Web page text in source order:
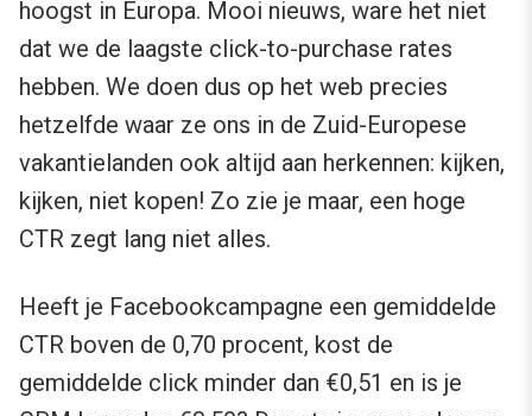
hoogst in Europa. Mooi nieuws, ware het niet
dat we de laagste click-to-purchase rates
hebben. We doen dus op het web precies
hetzelfde waar ze ons in de Zuid-Europese
vakantielanden ook altijd aan herkennen: kijken,
kijken, niet kopen! Zo zie je maar, een hoge
CTR zegt lang niet alles.
Heeft je Facebookcampagne een gemiddelde
CTR boven de 0,70 procent, kost de
gemiddelde click minder dan €0,51 en is je